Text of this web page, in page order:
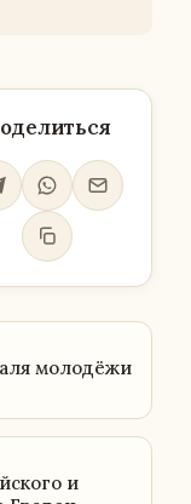
молодёжи
и